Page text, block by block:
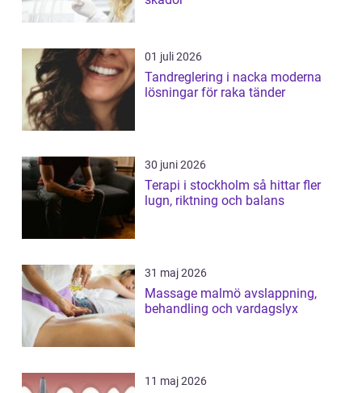
01 juli 2026
Tandreglering i nacka moderna
lösningar för raka tänder
30 juni 2026
Terapi i stockholm så hittar fler
lugn, riktning och balans
31 maj 2026
Massage malmö avslappning,
behandling och vardagslyx
11 maj 2026